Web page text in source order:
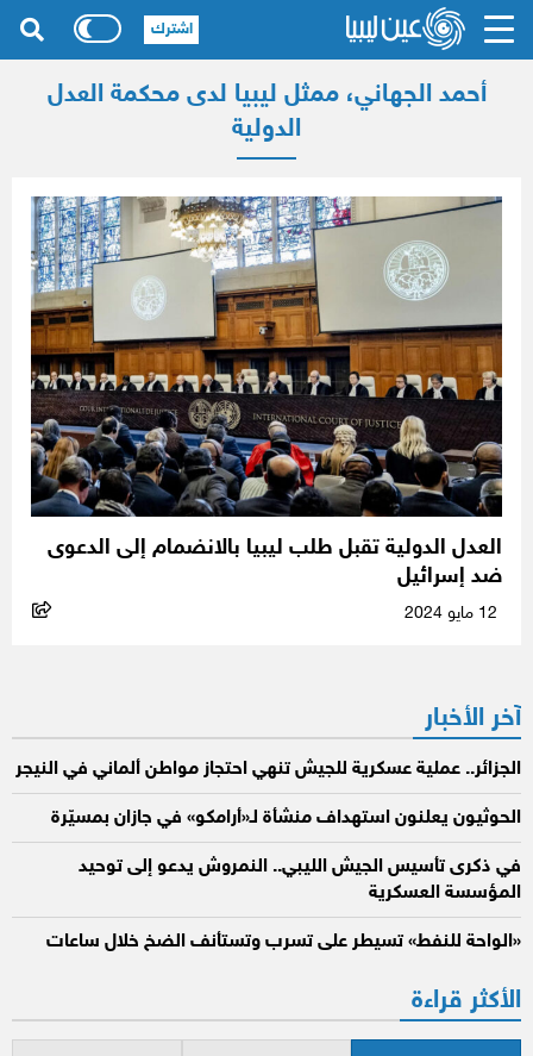
أحمد الجهاني، ممثل ليبيا لدى محكمة العدل
الدولية
العدل الدولية تقبل طلب ليبيا بالانضمام إلى الدعوى
ضد إسرائيل
آخر الأخبار
الجزائر.. عملية عسكرية للجيش تنهي احتجاز مواطن ألماني في النيجر
الحوثيون يعلنون استهداف منشأة لـ«أرامكو» في جازان بمسيّرة
في ذكرى تأسيس الجيش الليبي.. النمروش يدعو إلى توحيد
المؤسسة العسكرية
«الواحة للنفط» تسيطر على تسرب وتستأنف الضخ خلال ساعات
الأكثر قراءة
اشترك